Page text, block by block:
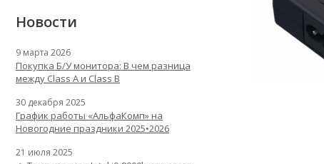
Новости
9 марта 2026
Покупка Б/У монитора: В чем разница
между Class A и Class B
30 декабря 2025
График работы «АльфаКомп» на
Новогодние праздники 2025•2026
21 июля 2025